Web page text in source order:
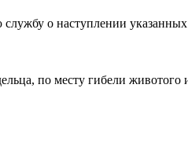
о наступлении
по месту гибели животого